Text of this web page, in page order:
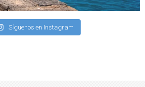
Síguenos en Instagram